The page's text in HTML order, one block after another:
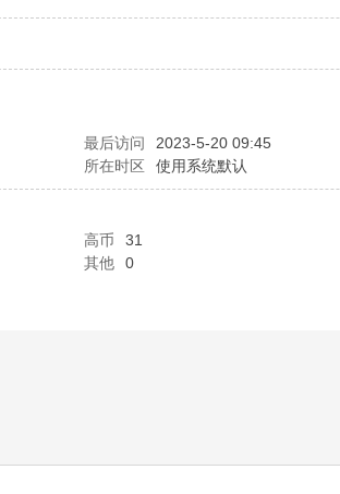
最后访问
2023-5-20 09:45
所在时区 使用系统默认
高币
31
其他
0